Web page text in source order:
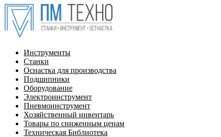
Инструменты
Станки
Оснастка для производства
Подшипники
Оборудование
Электроинструмент
Пневмоинструмент
Хозяйственный инвентарь
Товары по сниженным ценам
Техническая Библиотека